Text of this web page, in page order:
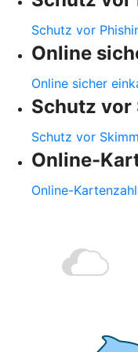
Schutz vor
Online
Online sicher
Schutz vor
Schutz vor
Online-
Online-